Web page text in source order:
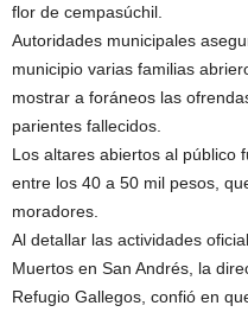
flor de cempasúchil.
Autoridades municipales
municipio varias familias
mostrar a foráneos las
parientes fallecidos.
Los altares abiertos al público
entre los 40 a 50 mil pesos,
moradores.
Al detallar las actividades
Muertos en San Andrés, la
Refugio Gallegos, confió en